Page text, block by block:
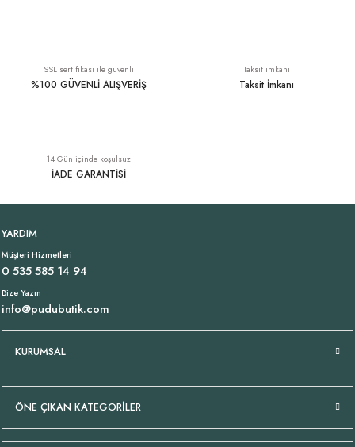
3.349,00 TL
Tükendi
1.699,00 TL
Tükendi
Tükendi
3.349,00 TL 3.349,00 TL
Pamuklu İtalyan Trençkot Vizon Pamuklu İtalyan Trençkot Antrasit
SSL sertifikası ile güvenli
%100 GÜVENLİ ALIŞVERİŞ
Taksit imkanı
Taksit İmkanı
14 Gün içinde koşulsuz
İADE GARANTİSİ
YARDIM
Müşteri Hizmetleri
0 535 585 14 94
Bize Yazın
info@pudubutik.com
KURUMSAL
ÖNE ÇIKAN KATEGORİLER